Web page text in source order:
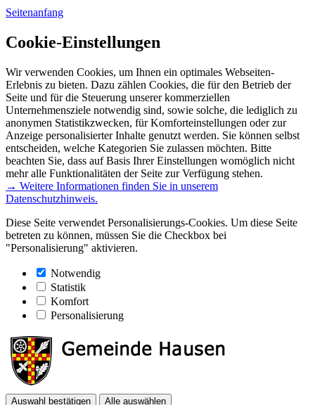
Seitenanfang
Cookie-Einstellungen
Wir verwenden Cookies, um Ihnen ein optimales Webseiten-
Erlebnis zu bieten. Dazu zählen Cookies, die für den Betrieb der
Seite und für die Steuerung unserer kommerziellen
Unternehmensziele notwendig sind, sowie solche, die lediglich zu
anonymen Statistikzwecken, für Komforteinstellungen oder zur
Anzeige personalisierter Inhalte genutzt werden. Sie können selbst
entscheiden, welche Kategorien Sie zulassen möchten. Bitte
beachten Sie, dass auf Basis Ihrer Einstellungen womöglich nicht
mehr alle Funktionalitäten der Seite zur Verfügung stehen.
→ Weitere Informationen finden Sie in unserem
Datenschutzhinweis.
Diese Seite verwendet Personalisierungs-Cookies. Um diese Seite
betreten zu können, müssen Sie die Checkbox bei
"Personalisierung" aktivieren.
Notwendig
Statistik
Komfort
Personalisierung
Auswahl bestätigen Alle auswählen